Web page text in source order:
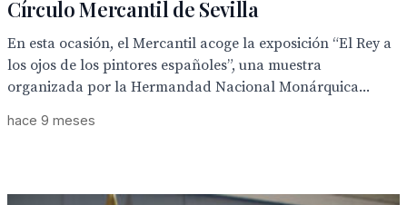
Círculo Mercantil de Sevilla
En esta ocasión, el Mercantil acoge la exposición “El Rey a
los ojos de los pintores españoles”, una muestra
organizada por la Hermandad Nacional Monárquica...
hace 9 meses